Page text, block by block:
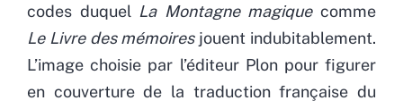
codes duquel La Montagne magiquecomme
Le Livre des mémoiresjouent indubitablement.
L’image choisie par l’éditeur Plon pour figurer
en couverture de la traduction française du